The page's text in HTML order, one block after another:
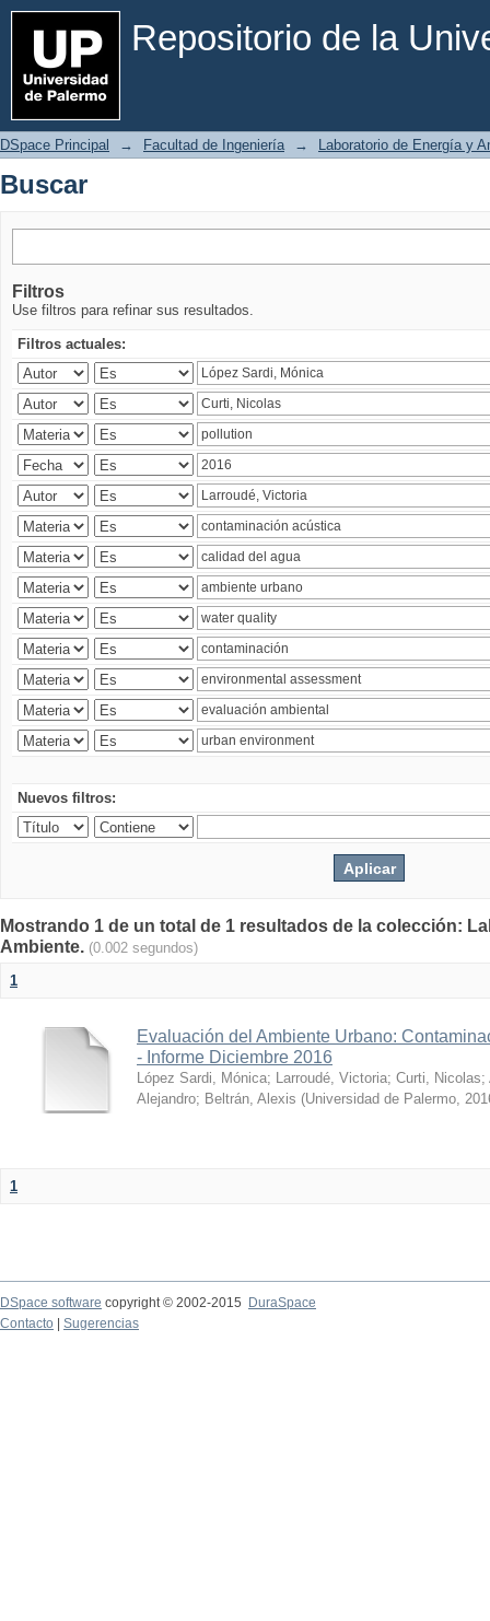
Repositorio de la
Buscar
DSpace Principal → Facultad de Ingeniería → Laboratorio de Energía y
Buscar
Filtros
Use filtros para refinar sus resultados.
Filtros actuales:
Nuevos filtros:
Mostrando 1 de un total de 1 resultados de la colección:
Ambiente. (0.002 segundos)
1
Evaluación del Ambiente Urbano:
- Informe Diciembre 2016
López Sardi, Mónica; Larroudé, Victoria; Curti, Nicolas;
Alejandro; Beltrán, Alexis (Universidad de Palermo,
1
DSpace software copyright © 2002-2015
DuraSpace
Contacto
Sugerencias